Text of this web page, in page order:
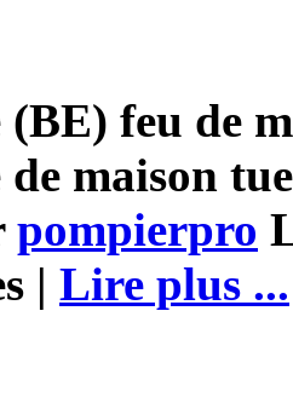
feu de
maison
pompierpro
| Lire plus ...